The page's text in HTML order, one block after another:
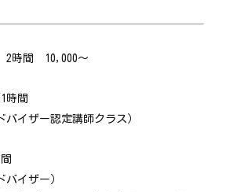
2時間 10,000～
時間
バイザー認定講師クラス）
バイザー）